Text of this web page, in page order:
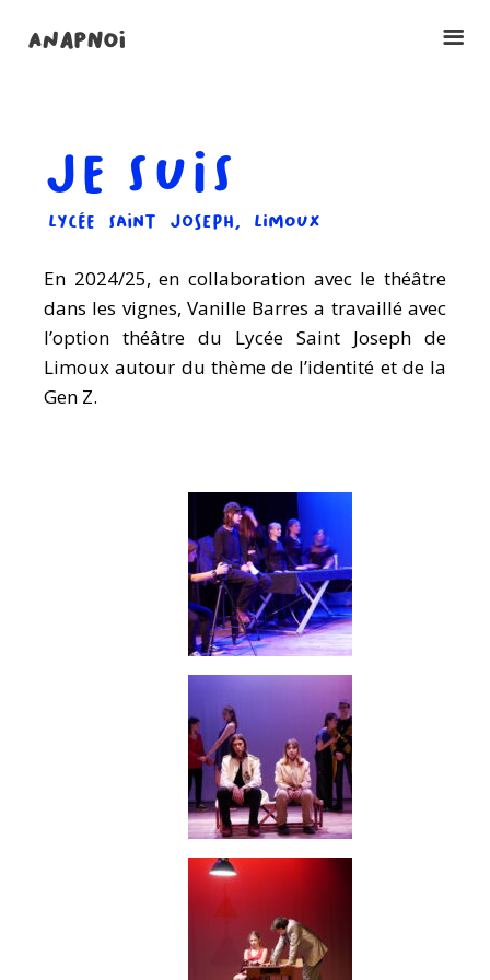
JE SUIS
LYCÉE SAINT JOSEPH, LIMOUX
En 2024/25, en collaboration avec le théâtre
dans les vignes, Vanille Barres a travaillé avec
l’option théâtre du Lycée Saint Joseph de
Limoux autour du thème de l’identité et de la
Gen Z.
ANAPNOI